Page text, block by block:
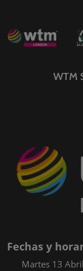
WTM
Fechas y
Martes 13